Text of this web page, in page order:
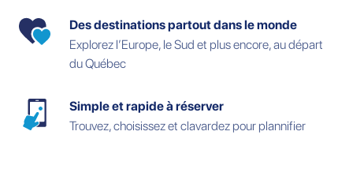
Des destinations partout dans le monde
Explorez l’Europe, le Sud et plus encore, au départ
du Québec
Simple et rapide à réserver
Trouvez, choisissez et clavardez pour plannifier